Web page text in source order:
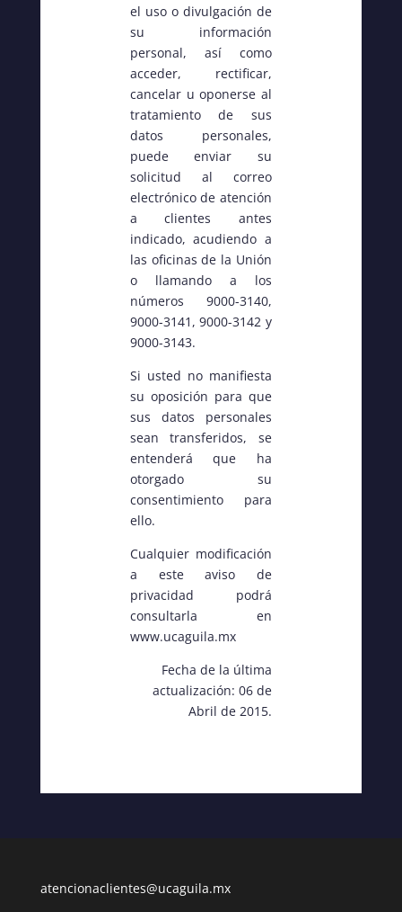
el uso o divulgación de
su información
personal, así como
acceder, rectificar,
cancelar u oponerse al
tratamiento de sus
datos personales,
puede enviar su
solicitud al correo
electrónico de atención
a clientes antes
indicado, acudiendo a
las oficinas de la Unión
o llamando a los
números 9000-3140,
9000-3141, 9000-3142 y
9000-3143.
Si usted no manifiesta
su oposición para que
sus datos personales
sean transferidos, se
entenderá que ha
otorgado su
consentimiento para
ello.
Cualquier modificación
a este aviso de
privacidad podrá
consultarla en
www.ucaguila.mx
Fecha de la última
actualización: 06 de
Abril de 2015.
atencionaclientes@ucaguila.mx